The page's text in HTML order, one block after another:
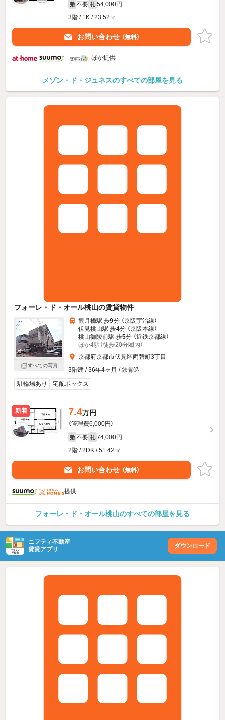
敷 不要 礼 54,000円
3階 / 1K / 23.52㎡
お問い合わせ （無料）
ほか提供
メゾン・ド・ジュネスのすべての部屋を見る
フォーレ・ド・オール桃山の賃貸物件
すべての写真
観月橋駅 歩9分 （京阪宇治線）
伏見桃山駅 歩4分 （京阪本線）
桃山御陵前駅 歩5分 （近鉄京都線）
ほか4駅（徒歩20分圏内）
京都府京都市伏見区両替町3丁目
3階建 / 36年4ヶ月 / 鉄骨造
駐輪場あり
宅配ボックス
新着 7.4万円
（管理費6,000円）
敷 不要 礼 74,000円
2階 / 2DK / 51.42㎡
お問い合わせ （無料）
提供
フォーレ・ド・オール桃山のすべての部屋を見る
ニフティ不動産
賃貸アプリ
ダウンロード